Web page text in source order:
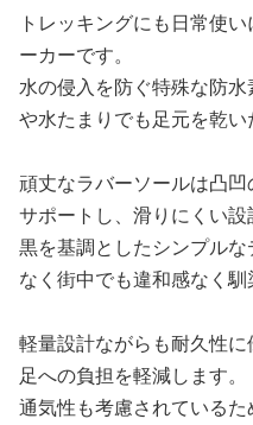
トレッキングにも日常使
ーカーです。
水の侵入を防ぐ特殊な防
や水たまりでも足元を乾い
頑丈なラバーソールは凸
サポートし、滑りにくい設
黒を基調としたシンプル
なく街中でも違和感なく馴
軽量設計ながらも耐久性
足への負担を軽減します。
通気性も考慮されている